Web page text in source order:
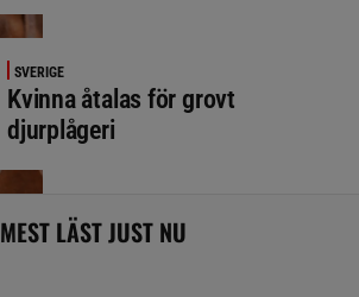
SVERIGE
Kvinna åtalas för grovt
djurplågeri
MEST LÄST JUST NU